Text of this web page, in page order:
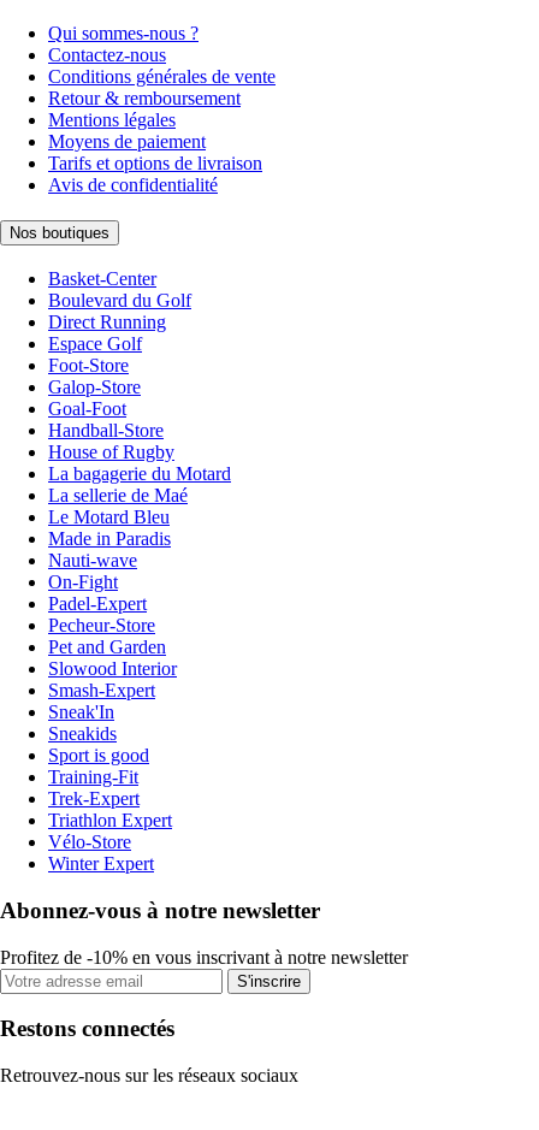
Qui sommes-nous ?
Contactez-nous
Conditions générales de vente
Retour & remboursement
Mentions légales
Moyens de paiement
Tarifs et options de livraison
Avis de confidentialité
Nos boutiques
Basket-Center
Boulevard du Golf
Direct Running
Espace Golf
Foot-Store
Galop-Store
Goal-Foot
Handball-Store
House of Rugby
La bagagerie du Motard
La sellerie de Maé
Le Motard Bleu
Made in Paradis
Nauti-wave
On-Fight
Padel-Expert
Pecheur-Store
Pet and Garden
Slowood Interior
Smash-Expert
Sneak'In
Sneakids
Sport is good
Training-Fit
Trek-Expert
Triathlon Expert
Vélo-Store
Winter Expert
Abonnez-vous à notre newsletter
Profitez de -10% en vous inscrivant à notre newsletter
S'inscrire
Restons connectés
Retrouvez-nous sur les réseaux sociaux